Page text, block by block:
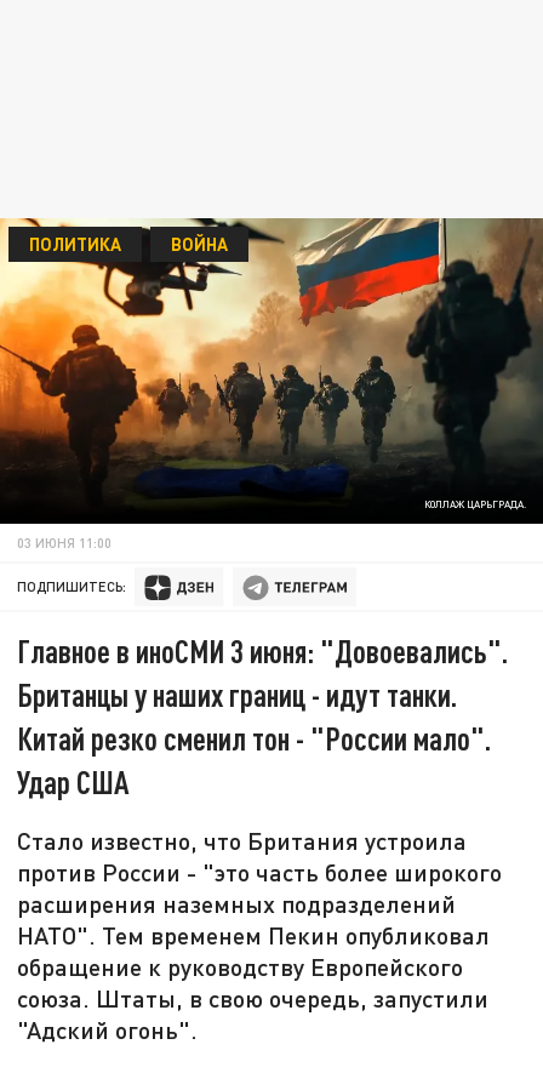
КОЛЛАЖ ЦАРЬГРАДА.
ПОЛИТИКА ВОЙНА
03 ИЮНЯ 11:00
ПОДПИШИТЕСЬ:
Главное в иноСМИ 3 июня: "Довоевались".
Британцы у наших границ - идут танки.
Китай резко сменил тон - "России мало".
Удар США
Стало известно, что Британия устроила
против России - "это часть более широкого
расширения наземных подразделений
НАТО". Тем временем Пекин опубликовал
обращение к руководству Европейского
союза. Штаты, в свою очередь, запустили
"Адский огонь".